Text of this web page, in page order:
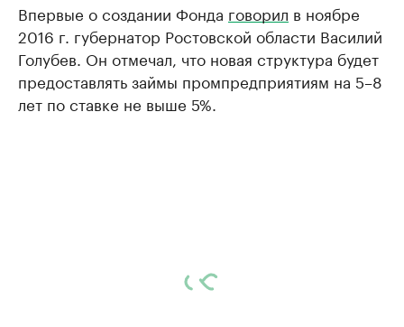
Впервые о создании Фонда говорил в ноябре
2016 г. губернатор Ростовской области Василий
Голубев. Он отмечал, что новая структура будет
предоставлять займы промпредприятиям на 5–8
лет по ставке не выше 5%.